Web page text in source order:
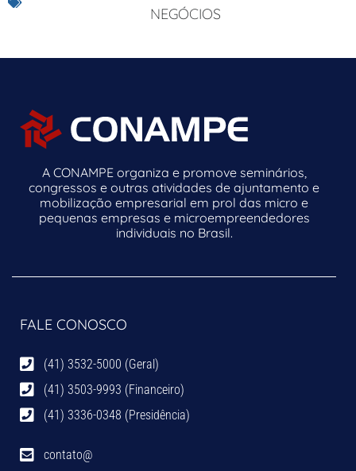
NEGÓCIOS
A CONAMPE organiza e promove seminários,
congressos e outras atividades de ajuntamento e
mobilização empresarial em prol das micro e
pequenas empresas e microempreendedores
individuais no Brasil.
FALE CONOSCO
(41) 3532-5000 (Geral)
(41) 3503-9993 (Financeiro)
(41) 3336-0348 (Presidência)
contato@